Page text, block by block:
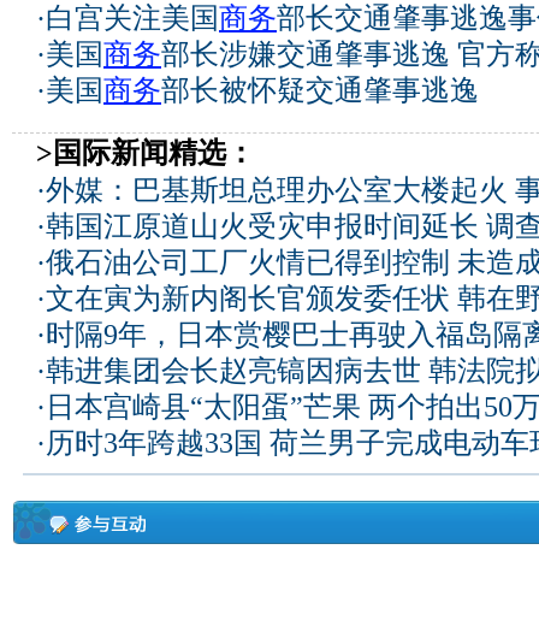
·白宫关注美国商务部长交通肇事逃逸
·美国商务部长涉嫌交通肇事逃逸 官方
·美国商务部长被怀疑交通肇事逃逸
>国际新闻精选：
·外媒：巴基斯坦总理办公室大楼起火
·韩国江原道山火受灾申报时间延长 调
·俄石油公司工厂火情已得到控制 未造
·文在寅为新内阁长官颁发委任状 韩在
·时隔9年，日本赏樱巴士再驶入福岛隔
·韩进集团会长赵亮镐因病去世 韩法院
· 日本宫崎县“太阳蛋”芒果 两个拍出50
·历时3年跨越33国 荷兰男子完成电动车